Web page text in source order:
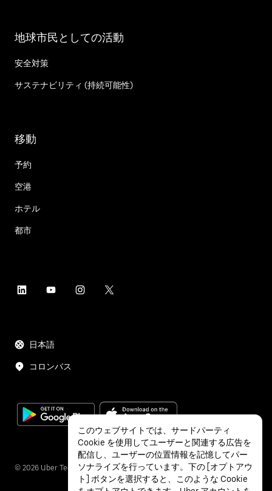
地球市民としての活動
安全対策
サステナビリティ (持続可能性)
移動
予約
空港
ホテル
都市
日本語
コロンバス
© 2026 Uber Technologies Inc.
このウェブサイトでは、サードパーティ
Cookie を使用してユーザーと関連する広告を
配信し、ユーザーの位置情報を記憶してパー
ソナライズを行っています。下の [オプトアウ
ト] ボタンを選択すると、このような Cookie